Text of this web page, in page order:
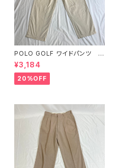
POLO GOLF ワイドパンツ ホ
ワイト
¥3,184
20%OFF